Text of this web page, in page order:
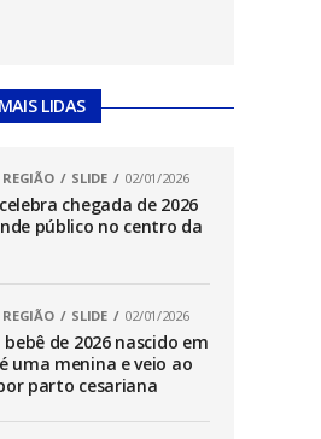
MAIS LIDAS
SLIDE 02/01/2026
chegada de 2026
público no centro da
SLIDE 02/01/2026
de 2026 nascido em
uma menina e veio ao
parto cesariana